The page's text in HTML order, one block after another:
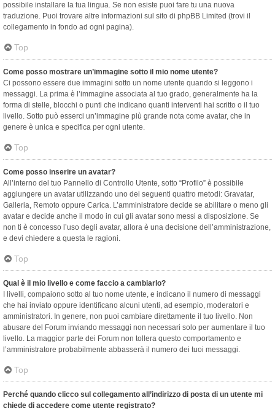
possibile installare la tua lingua. Se non esiste puoi fare tu una nuova
traduzione. Puoi trovare altre informazioni sul sito di phpBB Limited (trovi il
collegamento in fondo ad ogni pagina).
Top
Come posso mostrare un’immagine sotto il mio nome utente?
Ci possono essere due immagini sotto un nome utente quando si leggono i
messaggi. La prima è l’immagine associata al tuo grado, generalmente ha la
forma di stelle, blocchi o punti che indicano quanti interventi hai scritto o il tuo
livello. Sotto può esserci un’immagine più grande nota come avatar, che in
genere è unica e specifica per ogni utente.
Top
Come posso inserire un avatar?
All’interno del tuo Pannello di Controllo Utente, sotto “Profilo” è possibile
aggiungere un avatar utilizzando uno dei seguenti quattro metodi: Gravatar,
Galleria, Remoto oppure Carica. L’amministratore decide se abilitare o meno gli
avatar e decide anche il modo in cui gli avatar sono messi a disposizione. Se
non ti è concesso l’uso degli avatar, allora è una decisione dell’amministrazione,
e devi chiedere a questa le ragioni.
Top
Qual è il mio livello e come faccio a cambiarlo?
I livelli, compaiono sotto al tuo nome utente, e indicano il numero di messaggi
che hai inviato oppure identificano alcuni utenti, ad esempio, moderatori e
amministratori. In genere, non puoi cambiare direttamente il tuo livello. Non
abusare del Forum inviando messaggi non necessari solo per aumentare il tuo
livello. La maggior parte dei Forum non tollera questo comportamento e
l’amministratore probabilmente abbasserà il numero dei tuoi messaggi.
Top
Perché quando clicco sul collegamento all’indirizzo di posta di un utente mi
chiede di accedere come utente registrato?